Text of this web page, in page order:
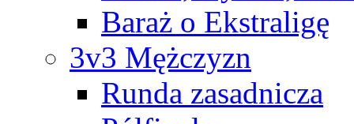
Baraż o Ekstraligę
3v3 Mężczyzn
Runda zasadnicza